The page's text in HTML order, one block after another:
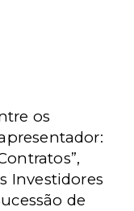
os
Investidores
de